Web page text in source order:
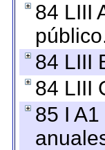
84 LIII
84 LIII
84 LIII
85 I